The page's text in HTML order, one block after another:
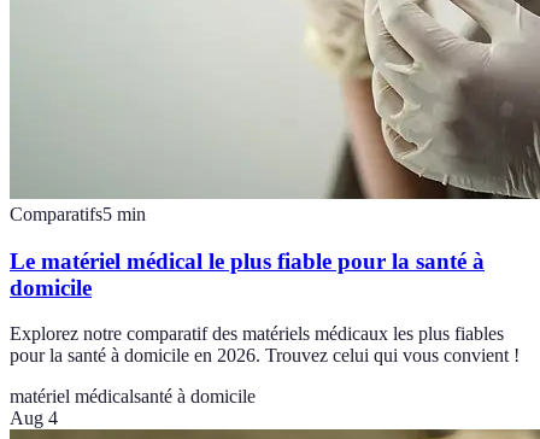
Comparatifs5 min
Le matériel médical le plus fiable pour la santé à
domicile
Explorez notre comparatif des matériels médicaux les plus fiables
pour la santé à domicile en 2026. Trouvez celui qui vous convient !
matériel médicalsanté à domicile
Aug 4